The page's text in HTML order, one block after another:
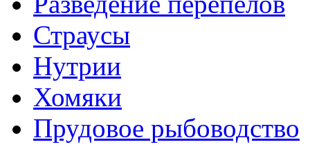
Страусы
Нутрии
Хомяки
Прудовое рыбоводство